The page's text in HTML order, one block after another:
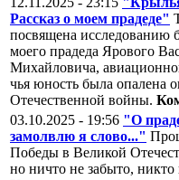
Рассказ о моем прадеде"
посвящена исследованию
моего прадеда Ярового
Михайловича,
чья юность была опалена
Отечественной войны.
03.10.2025 - 19:56 "О
замолвлю я слово..."
Победы в Великой
но ничто не забыто, никто